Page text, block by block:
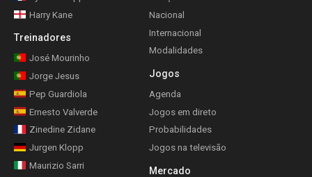
Harry Kane
Treinadores
José Mourinho
Jorge Jesus
Pep Guardiola
Ernesto Valverde
Zinedine Zidane
Jurgen Klopp
Maurizio Sarri
Nacional
Internacional
Modalidades
Jogos
Agenda
Jogos em direto
Probabilidades
Jogos na televisão
Mercado